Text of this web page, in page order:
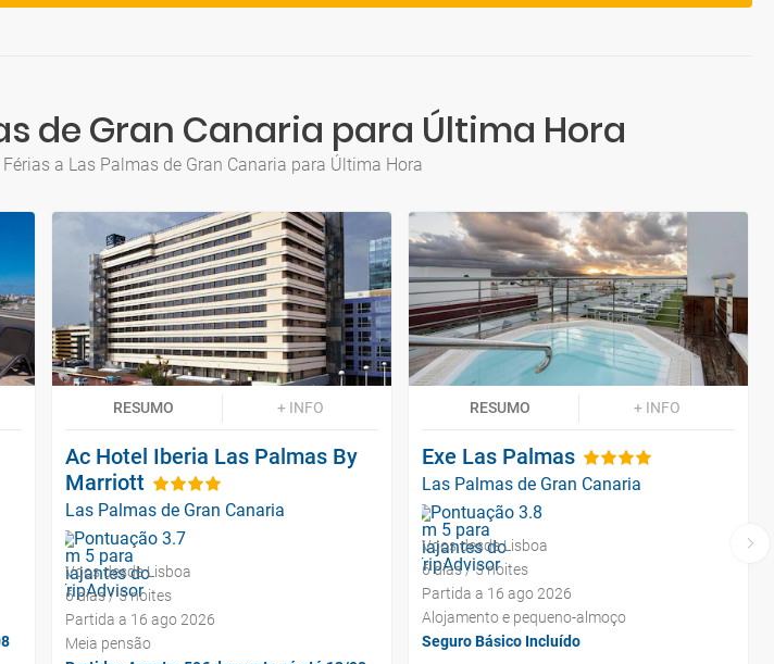
de Gran Canaria para Última Hora
a Las Palmas de Gran Canaria para Última Hora
RESUMO + INFO
Ac Hotel Iberia Las Palmas By
Marriott
Las Palmas de Gran Canaria
Voos desde Lisboa
6 dias / 5 noites
Partida a 16 ago 2026
Meia pensão
RESUMO + INFO
Exe Las Palmas
Las Palmas de Gran Canaria
Voos desde Lisboa
6 dias / 5 noites
Partida a 16 ago 2026
Alojamento e pequeno-almoço
Seguro Básico Incluído